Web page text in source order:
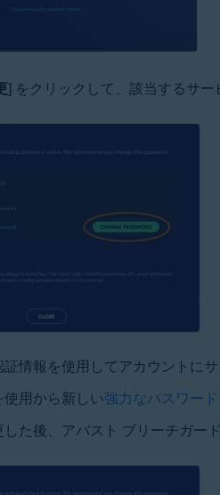
] をクリックして、該当するサー
情報を使用してアカウントにサ
用から新しい強力なパスワード
た後、アバスト ブリーチガー